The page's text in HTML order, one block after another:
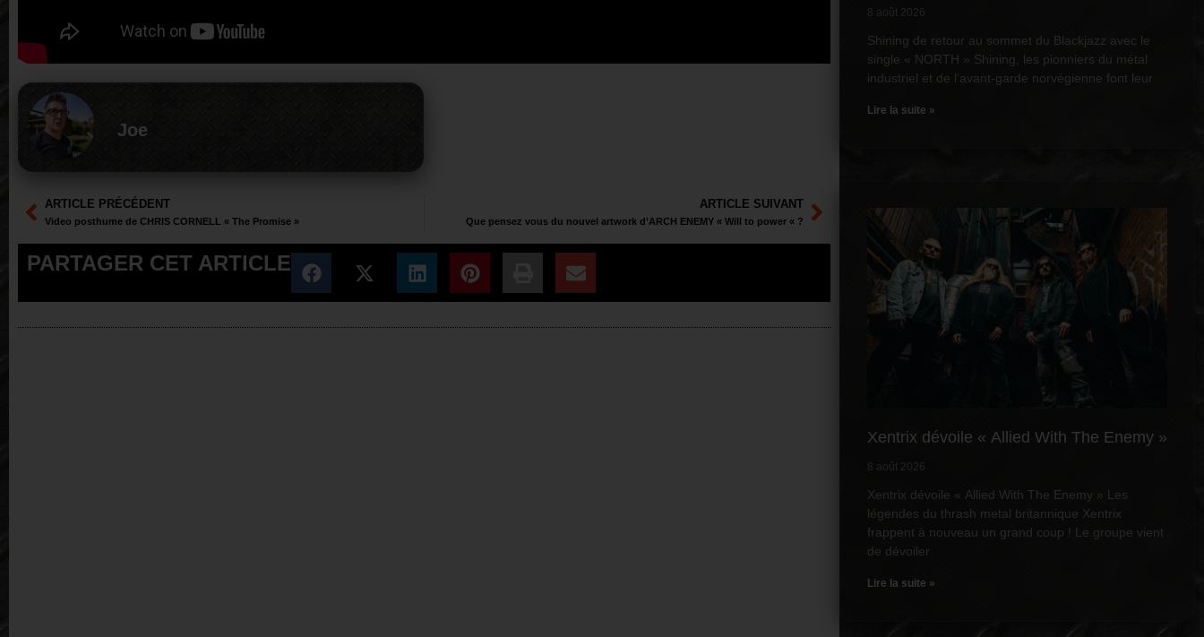
Joe
ARTICLE PRÉCÉDENT
Video posthume de CHRIS CORNELL « The Promise »
ARTICLE SUIVANT
Que pensez vous du nouvel artwork d’ARCH ENEMY « Will to power « ?
PARTAGER CET ARTICLE
8 août 2026
Shining de retour au sommet du Blackjazz avec le
single « NORTH » Shining, les pionniers du métal
industriel et de l’avant-garde norvégienne font leur
Lire la suite »
Xentrix dévoile « Allied With The Enemy »
8 août 2026
Xentrix dévoile « Allied With The Enemy » Les
légendes du thrash metal britannique Xentrix
frappent à nouveau un grand coup ! Le groupe vient
de dévoiler
Lire la suite »